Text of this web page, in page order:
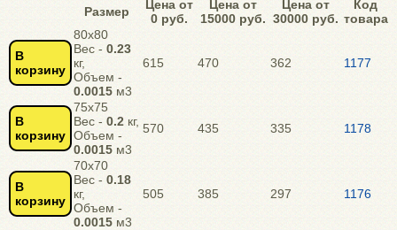
Размер
Цена от
0 руб.
Цена от
15000 руб.
Цена от
30000 руб.
Код
товара
В
корзину
80х80
Вес - 0.23
кг,
Объем -
0.0015м3
615 470 362 1177
В
корзину
75х75
Вес - 0.2кг,
Объем -
0.0015м3
570 435 335 1178
В
корзину
70х70
Вес - 0.18
кг,
Объем -
0.0015м3
505 385 297 1176